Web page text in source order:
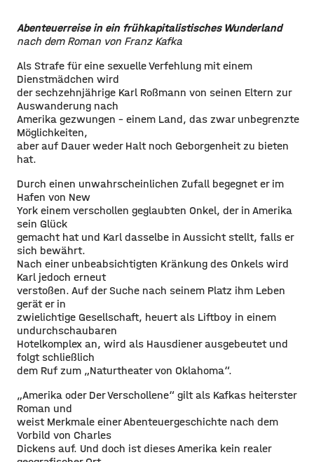
Abenteuerreise in ein frühkapitalistisches Wunderland
nach dem Roman von Franz Kafka
Als Strafe für eine sexuelle Verfehlung mit einem
Dienstmädchen wird
der sechzehnjährige Karl Roßmann von seinen Eltern zur
Auswanderung nach
Amerika gezwungen – einem Land, das zwar unbegrenzte
Möglichkeiten,
aber auf Dauer weder Halt noch Geborgenheit zu bieten
hat.
Durch einen unwahrscheinlichen Zufall begegnet er im
Hafen von New
York einem verschollen geglaubten Onkel, der in Amerika
sein Glück
gemacht hat und Karl dasselbe in Aussicht stellt, falls er
sich bewährt.
Nach einer unbeabsichtigten Kränkung des Onkels wird
Karl jedoch erneut
verstoßen. Auf der Suche nach seinem Platz ihm Leben
gerät er in
zwielichtige Gesellschaft, heuert als Liftboy in einem
undurchschaubaren
Hotelkomplex an, wird als Hausdiener ausgebeutet und
folgt schließlich
dem Ruf zum „Naturtheater von Oklahoma“.
„Amerika oder Der Verschollene“ gilt als Kafkas heiterster
Roman und
weist Merkmale einer Abenteuergeschichte nach dem
Vorbild von Charles
Dickens auf. Und doch ist dieses Amerika kein realer